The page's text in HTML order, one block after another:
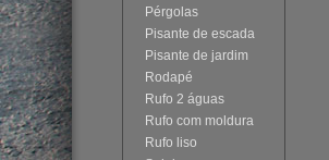
Pérgolas
Pisante de escada
Pisante de jardim
Rodapé
Rufo 2 águas
Rufo com moldura
Rufo liso